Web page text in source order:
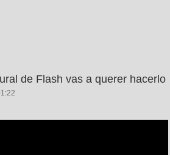
de Flash vas a querer hacerlo